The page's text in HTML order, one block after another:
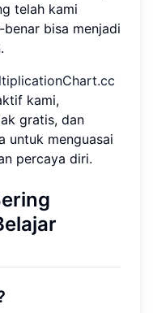
telah kami
bisa menjadi
kami,
gratis, dan
untuk menguasai
percaya diri.